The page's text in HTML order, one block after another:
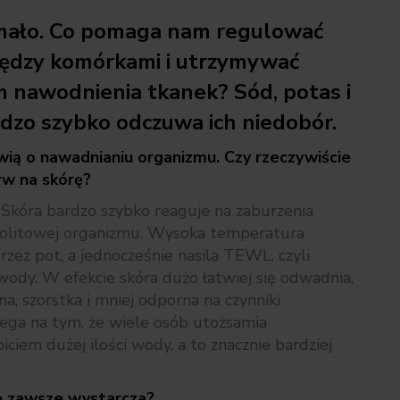
Co pomaga nam regulować
komórkami i utrzymywać
nawodnienia tkanek? Sód, potas i
szybko odczuwa ich niedobór.
o nawadnianiu organizmu. Czy rzeczywiście
na skórę?
bardzo szybko reaguje na zaburzenia
organizmu. Wysoka temperatura
pot, a jednocześnie nasila TEWL, czyli
W efekcie skóra dużo łatwiej się odwadnia,
szorstka i mniej odporna na czynniki
na tym, że wiele osób utożsamia
dużej ilości wody, a to znacznie bardziej